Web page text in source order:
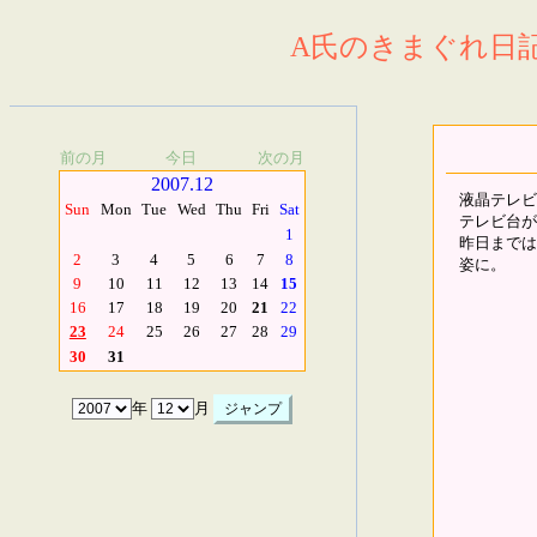
A氏のきまぐれ日
前の月 今日 次の月
2007.12
Sun Mon Tue Wed Thu Fri Sat
1
2
3 4 5 6 7
8
9
10 11 12 13 14
15
16
17 18 19 20 21
22
23
24 25 26 27 28
29
30
31
年 月
液晶テレ
テレビ台
昨日まで
姿に。